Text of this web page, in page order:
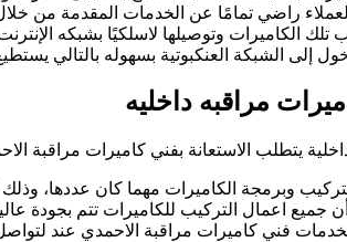
راضي تمامًا عن الخدمات المقدمة من
تلك الكاميرات وتوصيلها لاسلكيًا بشبكه
إلى الشبكة العنكبوتية بسهوله بالتالي
مراقبه داخليه
يتطلب الاستعانة بفني كاميرات
وبرمجة الكاميرات مهما كان عددها،
أن جميع اعمال التركيب للكاميرات تتم بجودة
بخدمات فني كاميرات مراقبة الاحمدي عند